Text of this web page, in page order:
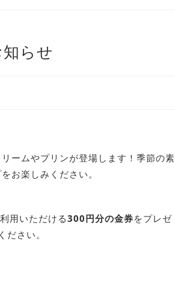
らせ
ームやプリンが登場します！季節の素
お楽しみください。
用いただける300円分の金券をプレゼ
さい。